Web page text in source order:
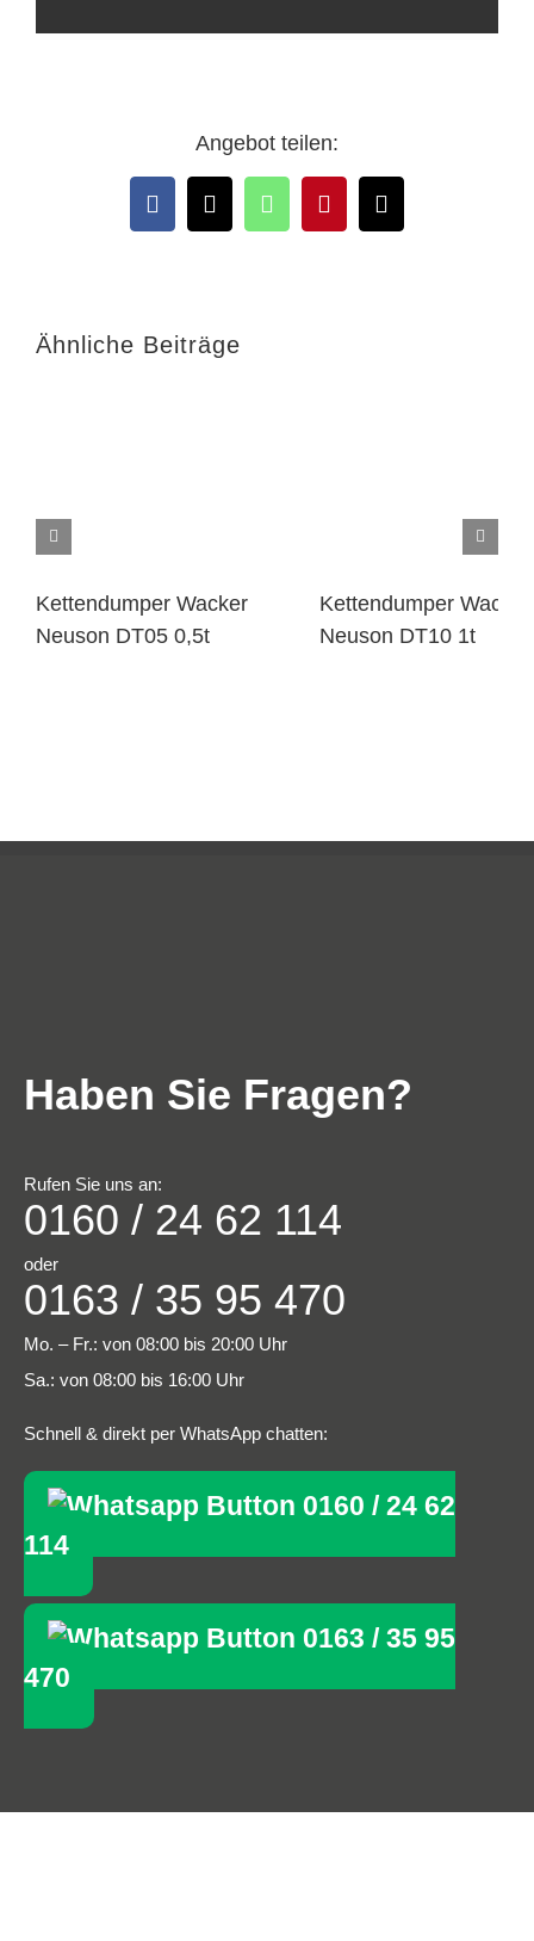
Angebot teilen:
Facebook
X WhatsAppPinterest
E-
Mail
Ähnliche Beiträge
Kettendumper Wacker
Neuson DT05 0,5t
Kettendumper Wacker
Neuson DT10 1t
Haben Sie Fragen?
Rufen Sie uns an:
0160 / 24 62 114
oder
0163 / 35 95 470
Mo. – Fr.: von 08:00 bis 20:00 Uhr
Sa.: von 08:00 bis 16:00 Uhr
Schnell & direkt per WhatsApp chatten:
0160 / 24 62
114
0163 / 35 95
470